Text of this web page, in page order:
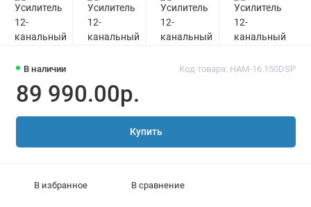
В наличии Код товара: HAM-16.150DSP
89 990.00р.
Купить
В избранное В сравнение